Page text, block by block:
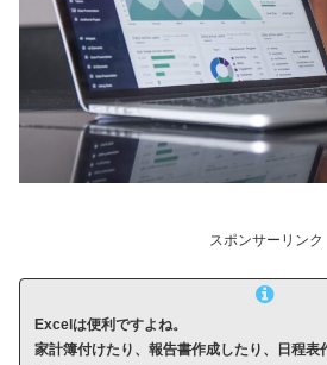
スポンサーリンク
Excelは便利ですよね。
家計簿付けたり、報告書作成したり、日程表